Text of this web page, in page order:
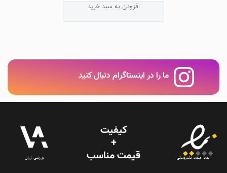
افزودن به سبد خرید
ما را در اینستاگرام دنبال کنید
نماد اعتماد الکترونیکی
کیفیت
+
قیمت‌ مناسب ورزشی ارزان